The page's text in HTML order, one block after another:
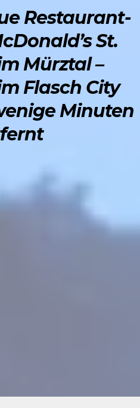
Restaurant-
St.
Mürztal –
Flasch City
Minuten